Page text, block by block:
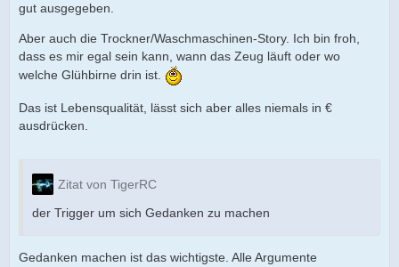
gut ausgegeben.
Aber auch die Trockner/Waschmaschinen-Story. Ich bin froh,
dass es mir egal sein kann, wann das Zeug läuft oder wo
welche Glühbirne drin ist.
Das ist Lebensqualität, lässt sich aber alles niemals in €
ausdrücken.
Zitat von TigerRC
der Trigger um sich Gedanken zu machen
Gedanken machen ist das wichtigste. Alle Argumente